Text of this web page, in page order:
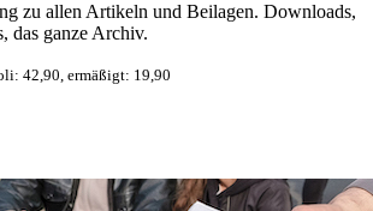
zu allen Artikeln und Beilagen. Downloads,
das ganze Archiv.
42,90, ermäßigt: 19,90